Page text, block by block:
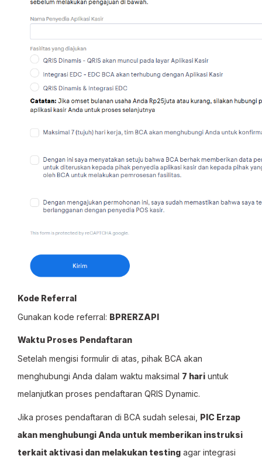
Kode Referral
Gunakan kode referral: BPRERZAPI
Waktu Proses Pendaftaran
Setelah mengisi formulir di atas, pihak BCA akan
menghubungi Anda dalam waktu maksimal 7 hari untuk
melanjutkan proses pendaftaran QRIS Dynamic.
Jika proses pendaftaran di BCA sudah selesai, PIC Erzap
akan menghubungi Anda untuk memberikan instruksi
terkait aktivasi dan melakukan testing agar integrasi